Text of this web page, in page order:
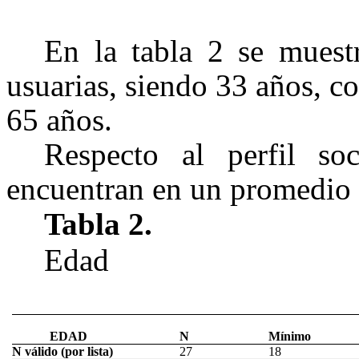
En la tabla 2 se
usuarias, siendo 33 años,
65 años.
Respecto al perfil
encuentran en un
Tabla 2.
Edad
EDAD N
Mínimo
N válido (por lista)
27 18